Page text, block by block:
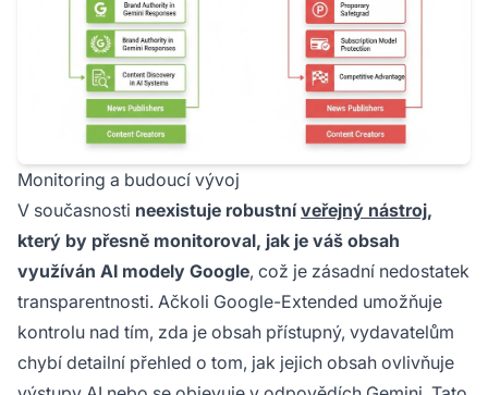
Monitoring a budoucí vývoj
V současnosti neexistuje robustníveřejný nástroj,
který by přesně monitoroval, jak je váš obsah
využíván AI modely Google, což je zásadní nedostatek
transparentnosti. Ačkoli Google-Extended umožňuje
kontrolu nad tím, zda je obsah přístupný, vydavatelům
chybí detailní přehled o tom, jak jejich obsah ovlivňuje